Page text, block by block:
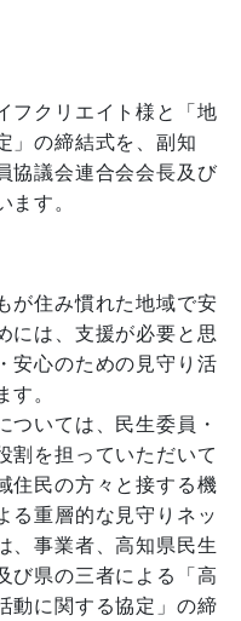
フクリエイト様と「地
」の締結式を、副知
協議会連合会会長及び
ます。
が住み慣れた地域で安
には、支援が必要と思
安心のための見守り活
す。
いては、民生委員・
割を担っていただいて
住民の方々と接する機
る重層的な見守りネッ
、事業者、高知県民生
び県の三者による「高
動に関する協定」の締